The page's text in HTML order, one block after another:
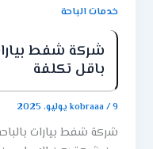
الأعطال بأحدث الأجهزة،
دون تكسير أو إتلاف.
نظافة المكان وسرعة
في خدمات تسليك
الأولى لتحقيق أفضل
بالباحه ان أفضل شركة
الإبداع تعد الخيار
حل مشكلات انسداد
خدمات الباحة
باقل تكلفة
kobraaa/9 يوليو، 2025
شركة شفط بيارات